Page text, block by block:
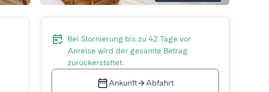
Bei Stornierung bis zu 42 Tage vor
Anreise wird der gesamte Betrag
zurückerstattet.
Ankunft Abfahrt